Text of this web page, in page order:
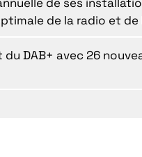
de la radio et de
DAB+ avec 26